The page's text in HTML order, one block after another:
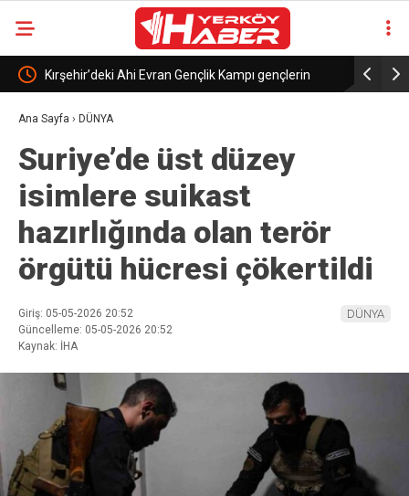
Kırşehir’deki Ahi Evran Gençlik Kampı gençlerin
buluşma noktası oldu
Bakan
Ana Sayfa › DÜNYA
Suriye’de üst düzey
isimlere suikast
hazırlığında olan terör
örgütü hücresi çökertildi
Giriş: 05-05-2026 20:52
Güncelleme: 05-05-2026 20:52
Kaynak: İHA
DÜNYA